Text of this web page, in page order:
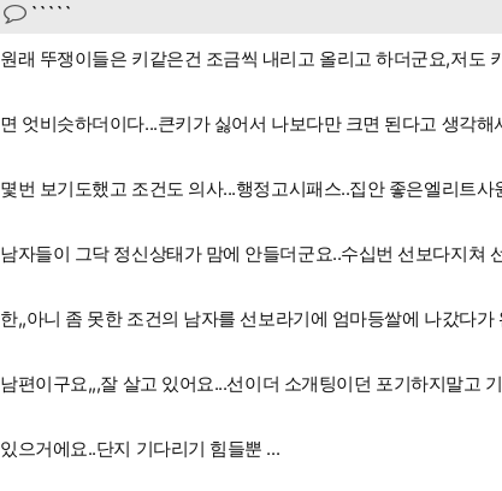
`````
원래 뚜쟁이들은 키같은건 조금씩 내리고 올리고 하더군요,저도
면 엇비슷하더이다...큰키가 싫어서 나보다만 크면 된다고 생각
몇번 보기도했고 조건도 의사...행정고시패스..집안 좋은엘리트
남자들이 그닥 정신상태가 맘에 안들더군요..수십번 선보다지쳐
한,,아니 좀 못한 조건의 남자를 선보라기에 엄마등쌀에 나갔다
남편이구요,,,잘 살고 있어요...선이더 소개팅이던 포기하지말고
있으거에요..단지 기다리기 힘들뿐 ...